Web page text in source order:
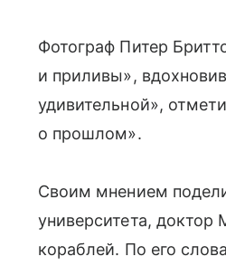
Фотограф Питер
и приливы»,
удивительной»,
о прошлом».
Своим мнением
университета, доктор
кораблей. По его